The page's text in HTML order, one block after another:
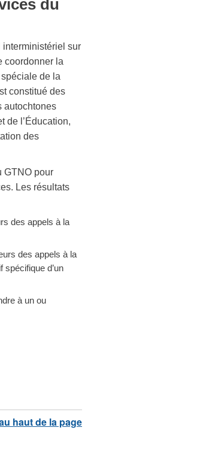
du
interministériel sur
coordonner la
de la
constitué des
autochtones
de l’Éducation,
des
GTNO pour
Les résultats
des appels à la
des appels à la
spécifique d’un
à un ou